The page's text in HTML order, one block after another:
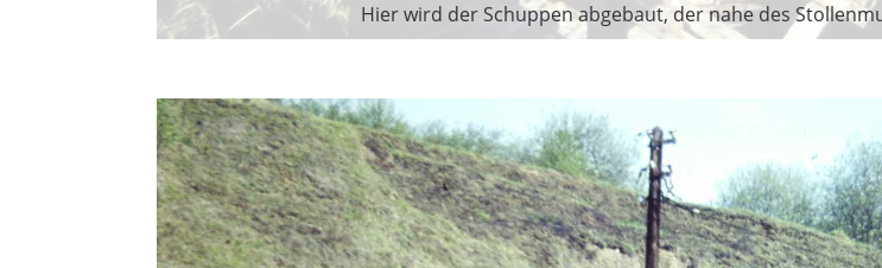
Hier wird der Schuppen abgebaut, der nahe des